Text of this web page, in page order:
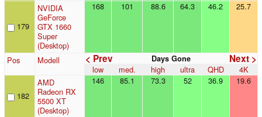
179
NVIDIA
GeForce
GTX 1660
Super
(Desktop)
168 101 88.6 64.3 46.2 25.7
Pos Modell < Prev Next >
Days Gone
low med. high ultra QHD 4K
182
AMD
Radeon RX
5500 XT
(Desktop)
146 85.1 73.3 52 36.9 19.6